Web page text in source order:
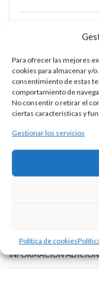
Para ofrecer las mejores
cookies para almacenar y/
consentimiento de estas
comportamiento de
No consentir o retirar el
ciertas características y
Gestionar los servicios
Política de cookies
PULSERA
Pulsera de plata
INFORMACIÓN